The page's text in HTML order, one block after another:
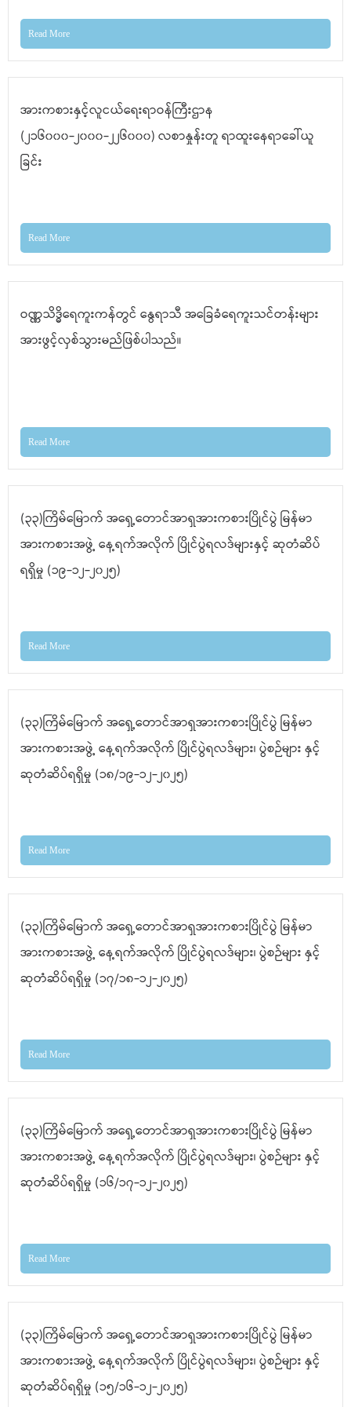
Read More
အားကစားနှင့်လူငယ်ရေးရာဝန်ကြီးဌာန
(၂၁၆၀၀၀-၂၀၀၀-၂၂၆၀၀၀) လစာနှုန်းတူ ရာထူးနေရာခေါ်ယူ
ခြင်း
Read More
ဝဏ္ဏသိဒ္ဓိရေကူးကန်တွင် နွေရာသီ အခြေခံရေကူးသင်တန်းများ
အားဖွင့်လှစ်သွားမည်ဖြစ်ပါသည်။
Read More
(၃၃)ကြိမ်မြောက် အရှေ့တောင်အာရှအားကစားပြိုင်ပွဲ မြန်မာ
အားကစားအဖွဲ့ နေ့ရက်အလိုက် ပြိုင်ပွဲရလဒ်များနှင့် ဆုတံဆိပ်
ရရှိမှု (၁၉-၁၂-၂၀၂၅)
Read More
(၃၃)ကြိမ်မြောက် အရှေ့တောင်အာရှအားကစားပြိုင်ပွဲ မြန်မာ
အားကစားအဖွဲ့ နေ့ရက်အလိုက် ပြိုင်ပွဲရလဒ်များ၊ ပွဲစဉ်များ နှင့်
ဆုတံဆိပ်ရရှိမှု (၁၈/၁၉-၁၂-၂၀၂၅)
Read More
(၃၃)ကြိမ်မြောက် အရှေ့တောင်အာရှအားကစားပြိုင်ပွဲ မြန်မာ
အားကစားအဖွဲ့ နေ့ရက်အလိုက် ပြိုင်ပွဲရလဒ်များ၊ ပွဲစဉ်များ နှင့်
ဆုတံဆိပ်ရရှိမှု (၁၇/၁၈-၁၂-၂၀၂၅)
Read More
(၃၃)ကြိမ်မြောက် အရှေ့တောင်အာရှအားကစားပြိုင်ပွဲ မြန်မာ
အားကစားအဖွဲ့ နေ့ရက်အလိုက် ပြိုင်ပွဲရလဒ်များ၊ ပွဲစဉ်များ နှင့်
ဆုတံဆိပ်ရရှိမှု (၁၆/၁၇-၁၂-၂၀၂၅)
Read More
(၃၃)ကြိမ်မြောက် အရှေ့တောင်အာရှအားကစားပြိုင်ပွဲ မြန်မာ
အားကစားအဖွဲ့ နေ့ရက်အလိုက် ပြိုင်ပွဲရလဒ်များ၊ ပွဲစဉ်များ နှင့်
ဆုတံဆိပ်ရရှိမှု (၁၅/၁၆-၁၂-၂၀၂၅)